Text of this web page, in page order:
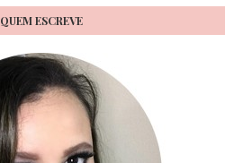
QUEM ESCREVE